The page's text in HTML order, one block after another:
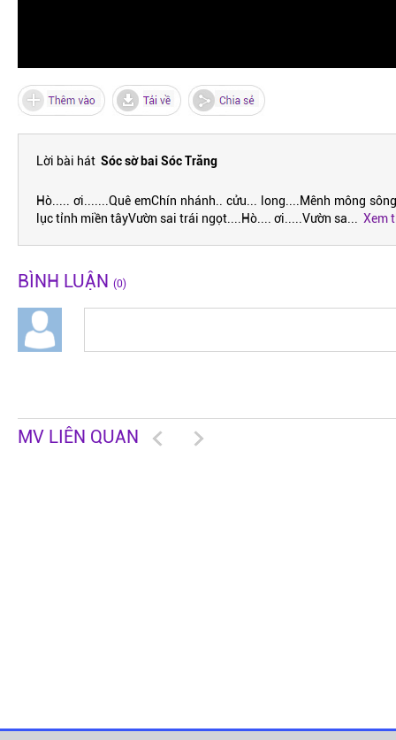
Lời bài hát Sóc sờ bai Sóc Trăng
Hò..... ơi.......Quê emChín nhánh.. cửu... long....Mênh mông
lục tỉnh miền tâyVườn sai trái ngọt....Hò.... ơi.....Vườn sa... Xem
BÌNH LUẬN (0)
MV LIÊN QUAN